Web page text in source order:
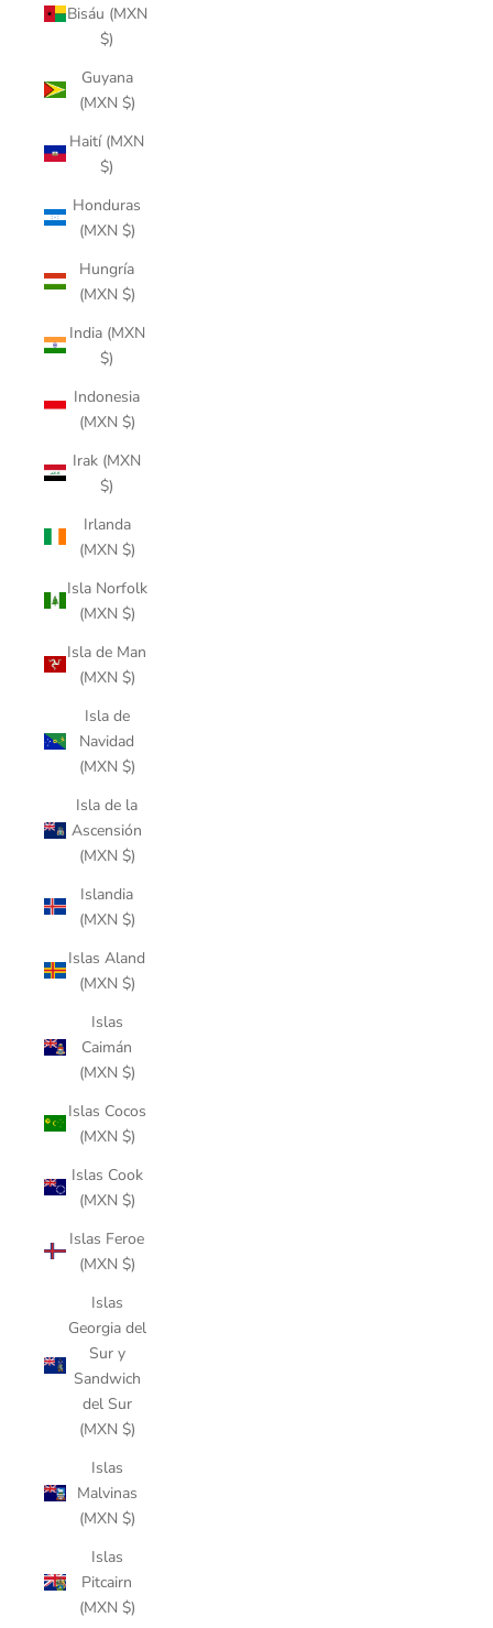
Bisáu (MXN
$)
Guyana
(MXN $)
Haití (MXN
$)
Honduras
(MXN $)
Hungría
(MXN $)
India (MXN
$)
Indonesia
(MXN $)
Irak (MXN
$)
Irlanda
(MXN $)
Isla Norfolk
(MXN $)
Isla de Man
(MXN $)
Isla de
Navidad
(MXN $)
Isla de la
Ascensión
(MXN $)
Islandia
(MXN $)
Islas Aland
(MXN $)
Islas
Caimán
(MXN $)
Islas Cocos
(MXN $)
Islas Cook
(MXN $)
Islas Feroe
(MXN $)
Islas
Georgia del
Sur y
Sandwich
del Sur
(MXN $)
Islas
Malvinas
(MXN $)
Islas
Pitcairn
(MXN $)